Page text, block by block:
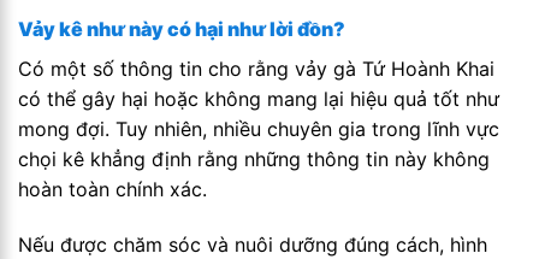
Vảy kê như này có hại như lời đồn?
Có một số thông tin cho rằng vảy gà Tứ Hoành Khai
có thể gây hại hoặc không mang lại hiệu quả tốt như
mong đợi. Tuy nhiên, nhiều chuyên gia trong lĩnh vực
chọi kê khẳng định rằng những thông tin này không
hoàn toàn chính xác.
Nếu được chăm sóc và nuôi dưỡng đúng cách, hình